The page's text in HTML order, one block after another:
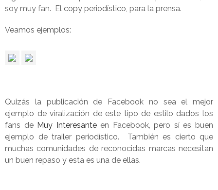
soy muy fan. El copy periodístico, para la prensa.
Veamos ejemplos:
Quizás la publicación de Facebook no sea el mejor
ejemplo de viralización de este tipo de estilo dados los
fans de Muy Interesanteen Facebook, pero sí es buen
ejemplo de trailer periodístico. También es cierto que
muchas comunidades de reconocidas marcas necesitan
un buen repaso y esta es una de ellas.